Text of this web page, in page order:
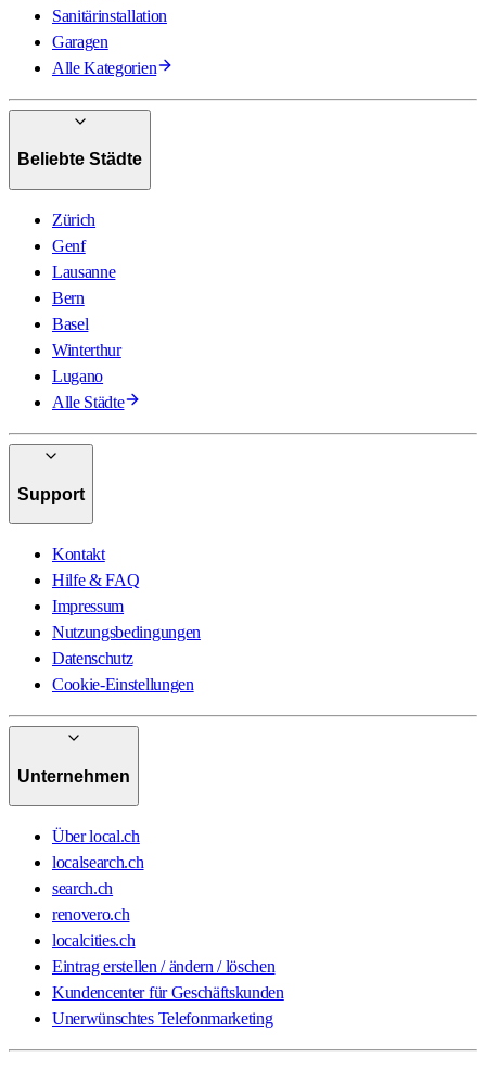
Sanitärinstallation
Garagen
Alle Kategorien
Beliebte Städte
Zürich
Genf
Lausanne
Bern
Basel
Winterthur
Lugano
Alle Städte
Support
Kontakt
Hilfe & FAQ
Impressum
Nutzungsbedingungen
Datenschutz
Cookie-Einstellungen
Unternehmen
Über local.ch
localsearch.ch
search.ch
renovero.ch
localcities.ch
Eintrag erstellen / ändern / löschen
Kundencenter für Geschäftskunden
Unerwünschtes Telefonmarketing